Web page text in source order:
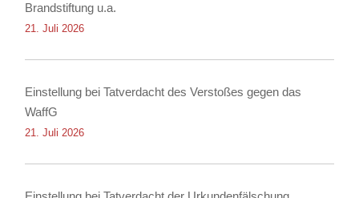
Brandstiftung u.a.
21. Juli 2026
Einstellung bei Tatverdacht des Verstoßes gegen das
WaffG
21. Juli 2026